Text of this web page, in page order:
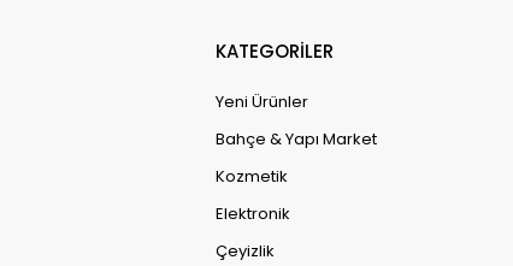
KATEGORİLER
Yeni Ürünler
Bahçe & Yapı Market
Kozmetik
Elektronik
Çeyizlik